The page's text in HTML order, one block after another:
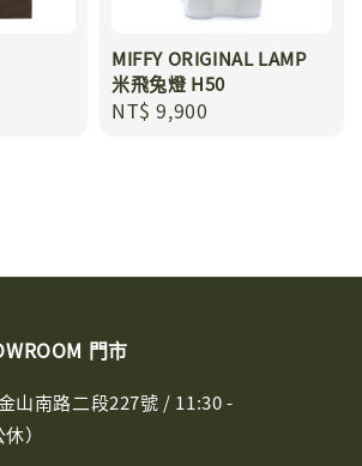
MIFFY ORIGINAL LAMP
米飛兔燈 H50
Regular
NT$ 9,900
門市
山南路二段227號 / 11:30 -
）